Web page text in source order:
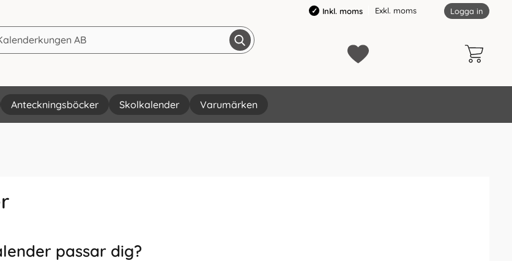
Inkl. moms Exkl. moms Logga in
Anteckningsböcker Skolkalender Varumärken
passar dig?